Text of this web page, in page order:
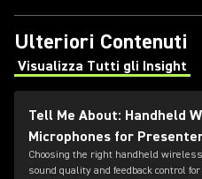
Ulteriori Contenuti
Visualizza Tutti gli Insight
(Opens in a new tab)
Tell Me About: Handheld
Microphones for
Choosing the right handheld
sound quality and feedback control